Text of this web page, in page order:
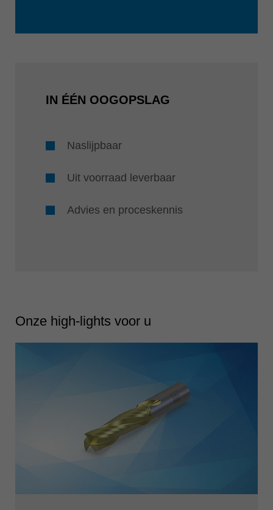
IN ÉÉN OOGOPSLAG
Naslijpbaar
Uit voorraad leverbaar
Advies en proceskennis
Onze high-lights voor u